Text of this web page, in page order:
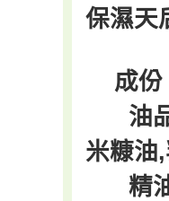
保濕天
成份
油品
米糠油
精油